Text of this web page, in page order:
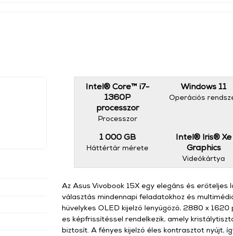
Intel® Core™ i7-
1360P
processzor
Processzor
Windows 11
Operációs
1 000 GB
Háttértár mérete
Intel® Iris® Xe
Graphics
Videókártya
Az Asus Vivobook 15X egy elegáns és erőteljes
választás mindennapi feladatokhoz és
hüvelykes OLED kijelző lenyűgöző, 2880 x
es képfrissítéssel rendelkezik, amely
biztosít. A fényes kijelző éles kontrasztot nyújt,